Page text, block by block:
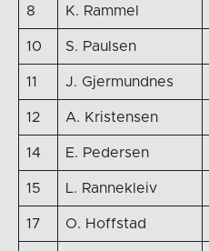
8 K. Rammel
10 S. Paulsen
11 J. Gjermundnes
12 A. Kristensen
14 E. Pedersen
15 L. Rannekleiv
17 O. Hoffstad